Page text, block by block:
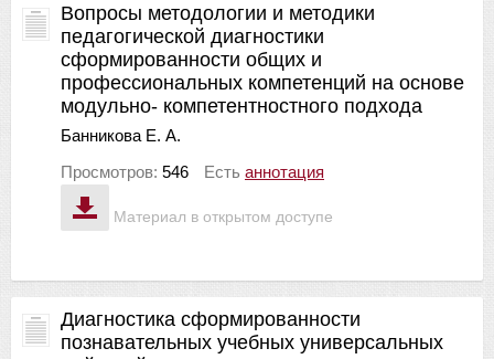
Материал в открытом доступе
Вопросы методологии и методики
педагогической диагностики
сформированности общих и
профессиональных компетенций на основе
модульно- компетентностного подхода
Банникова Е. А.
Просмотров: 546 Есть аннотация
Диагностика сформированности
познавательных учебных универсальных